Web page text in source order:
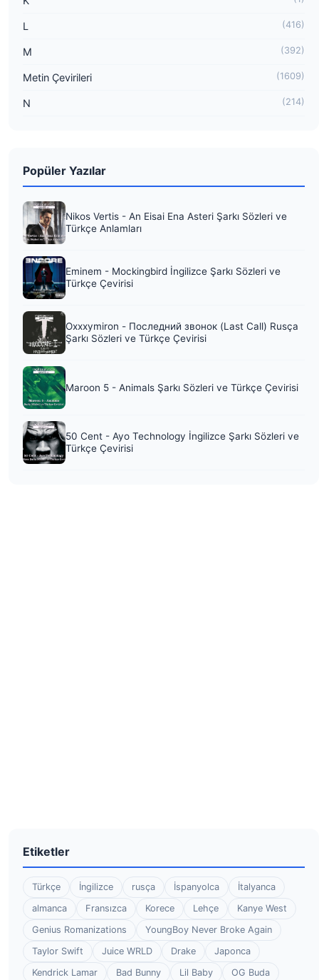
L (416)
M (392)
Metin Çevirileri (1609)
N (214)
Popüler Yazılar
Nikos Vertis - An Eisai Ena Asteri Şarkı Sözleri ve
Türkçe Anlamları
Eminem - Mockingbird İngilizce Şarkı Sözleri ve
Türkçe Çevirisi
Oxxxymiron - Последний звонок (Last Call) Rusça
Şarkı Sözleri ve Türkçe Çevirisi
Maroon 5 - Animals Şarkı Sözleri ve Türkçe Çevirisi
50 Cent - Ayo Technology İngilizce Şarkı Sözleri ve
Türkçe Çevirisi
Etiketler
Türkçe İngilizce rusça İspanyolca
İtalyanca
almanca
Fransızca Korece Lehçe
Kanye West
Genius Romanizations
YoungBoy Never Broke Again
Taylor Swift
Juice WRLD Drake
Japonca
Kendrick Lamar
Bad Bunny Lil Baby
OG Buda